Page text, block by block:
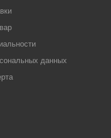
данных